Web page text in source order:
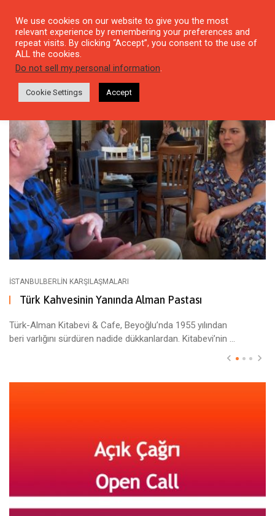
Tag: Duvara Karşı
ISTANBULBERLIN KARŞILAŞMALARI
Türk Kahvesinin Yanında Alman Pastası
Türk-Alman Kitabevi & Cafe, Beyoğlu’nda 1955 yılından
beri varlığını sürdüren nadide dükkanlardan. Kitabevi’nin ...
We use cookies on our website to give you the most
relevant experience by remembering your preferences and
repeat visits. By clicking “Accept”, you consent to the use of
ALL the cookies.
Do not sell my personal information.
Cookie Settings Accept